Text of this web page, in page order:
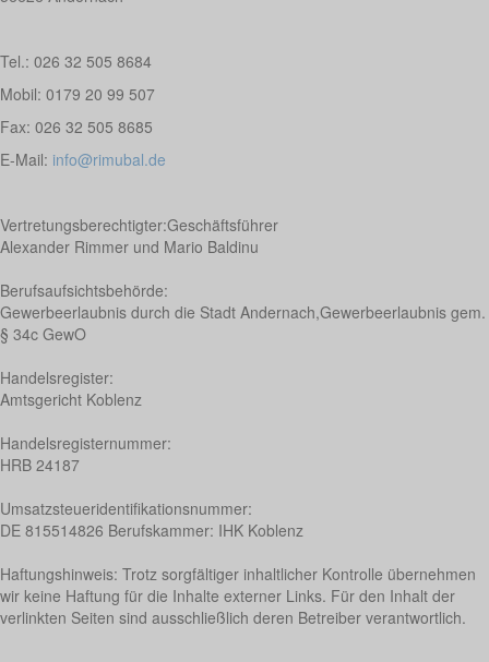
Tel.: 026 32 505 8684
Mobil: 0179 20 99 507
Fax: 026 32 505 8685
E-Mail: info@rimubal.de
Vertretungsberechtigter:Geschäftsführer
Alexander Rimmer und Mario Baldinu
Berufsaufsichtsbehörde:
Gewerbeerlaubnis durch die Stadt Andernach,Gewerbeerlaubnis gem.
§ 34c GewO
Handelsregister:
Amtsgericht Koblenz
Handelsregisternummer:
HRB 24187
Umsatzsteueridentifikationsnummer:
DE 815514826 Berufskammer: IHK Koblenz
Haftungshinweis: Trotz sorgfältiger inhaltlicher Kontrolle übernehmen
wir keine Haftung für die Inhalte externer Links. Für den Inhalt der
verlinkten Seiten sind ausschließlich deren Betreiber verantwortlich.